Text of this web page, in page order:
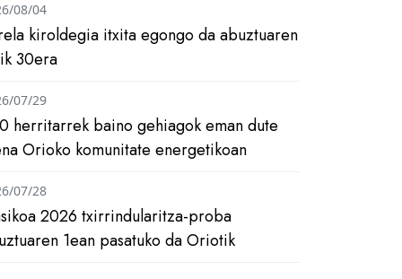
kiroldegia itxita egongo da abuztuaren
30era
08/04
herritarrek baino gehiagok eman dute
Orioko komunitate energetikoan
07/29
2026 txirrindularitza-proba
1ean pasatuko da Oriotik
07/28